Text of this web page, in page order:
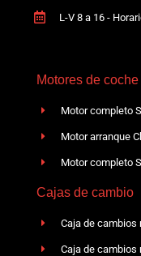
L-V 8 a 16 -
Motores de coche
Motor completo
Motor arranque
Motor completo
Cajas de cambio
Caja de cambios
Caja de cambios